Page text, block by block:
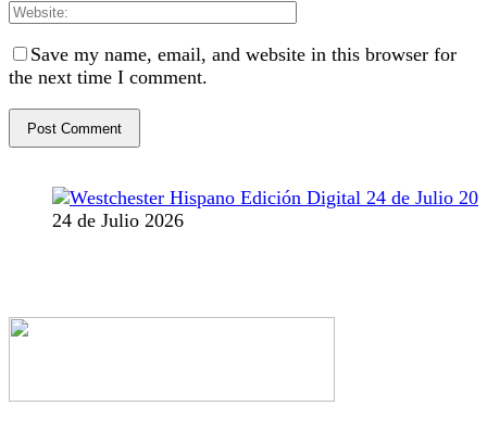
Save my name, email, and website in this browser for
the next time I comment.
24 de Julio 2026